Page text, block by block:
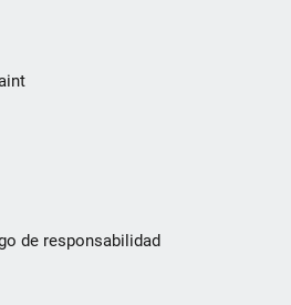
de responsabilidad